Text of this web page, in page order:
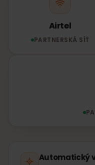
Airtel
PARTNERSKÁ SÍŤ
Automatický